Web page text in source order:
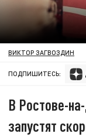
ВИКТОР ЗАГВОЗДИН
ПОДПИШИТЕСЬ:
В Ростове-
запустят